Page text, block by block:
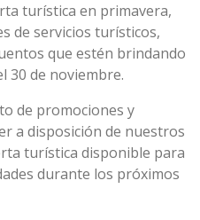
turística en primavera,
de servicios turísticos,
que estén brindando
30 de noviembre.
de promociones y
a disposición de nuestros
turística disponible para
durante los próximos